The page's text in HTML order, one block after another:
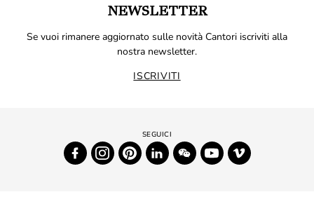
NEWSLETTER
Se vuoi rimanere aggiornato sulle novità Cantori iscriviti alla
nostra newsletter.
ISCRIVITI